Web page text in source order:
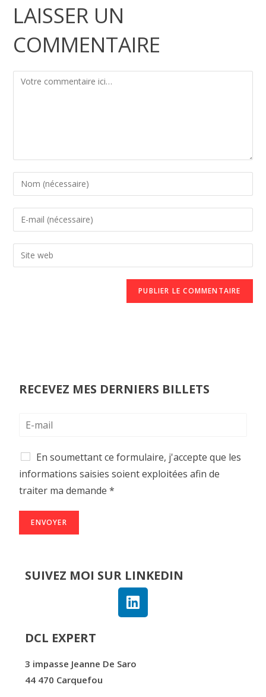
LAISSER UN
COMMENTAIRE
RECEVEZ MES DERNIERS BILLETS
En soumettant ce formulaire, j'accepte que les
informations saisies soient exploitées afin de
traiter ma demande *
ENVOYER
SUIVEZ MOI SUR LINKEDIN
DCL EXPERT
3 impasse Jeanne De Saro
44 470 Carquefou